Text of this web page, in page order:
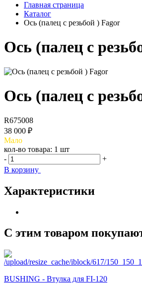
Главная страница
Каталог
Ось (палец с резьбой ) Fagor
Ось (палец с
Ось (палец с
R675008
38 000 ₽
Мало
кол-во товара: 1 шт
-
+
В корзину
Характеристики
С этим товаром
BUSHING - Втулка для FI-120